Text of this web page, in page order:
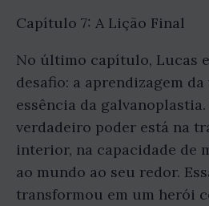
Capítulo 7: A Lição Final
No último capítulo, Lucas
desafio: a aprendizagem
essência da
verdadeiro poder está na
interior, na capacidade de
ao mundo ao seu redor.
transformou em um herói